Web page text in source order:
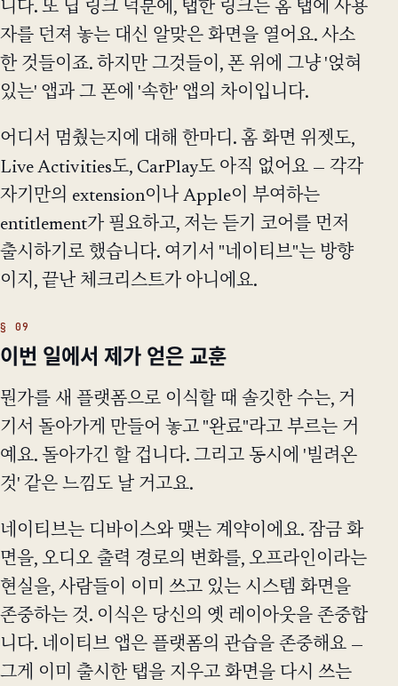
니다. 또 딥 링크 덕분에, 탭한 링크는 홈 탭에 사용
자를 던져 놓는 대신 알맞은 화면을 열어요. 사소
한 것들이죠. 하지만 그것들이, 폰 위에 그냥 '얹혀
있는' 앱과 그 폰에 '속한' 앱의 차이입니다.
어디서 멈췄는지에 대해 한마디. 홈 화면 위젯도,
Live Activities도, CarPlay도 아직 없어요 — 각각
자기만의 extension이나 Apple이 부여하는
entitlement가 필요하고, 저는 듣기 코어를 먼저
출시하기로 했습니다. 여기서 "네이티브"는 방향
이지, 끝난 체크리스트가 아니에요.
이번 일에서 제가 얻은 교훈
뭔가를 새 플랫폼으로 이식할 때 솔깃한 수는, 거
기서 돌아가게 만들어 놓고 "완료"라고 부르는 거
예요. 돌아가긴 할 겁니다. 그리고 동시에 '빌려온
것' 같은 느낌도 날 거고요.
네이티브는 디바이스와 맺는 계약이에요. 잠금 화
면을, 오디오 출력 경로의 변화를, 오프라인이라는
현실을, 사람들이 이미 쓰고 있는 시스템 화면을
존중하는 것. 이식은 당신의 옛 레이아웃을 존중합
니다. 네이티브 앱은 플랫폼의 관습을 존중해요 —
그게 이미 출시한 탭을 지우고 화면을 다시 쓰는